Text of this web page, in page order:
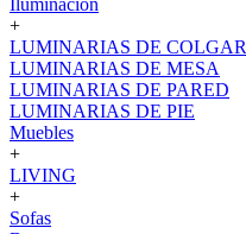
Iluminacion
+
LUMINARIAS DE COLGAR
LUMINARIAS DE MESA
LUMINARIAS DE PARED
LUMINARIAS DE PIE
Muebles
+
LIVING
+
Sofas